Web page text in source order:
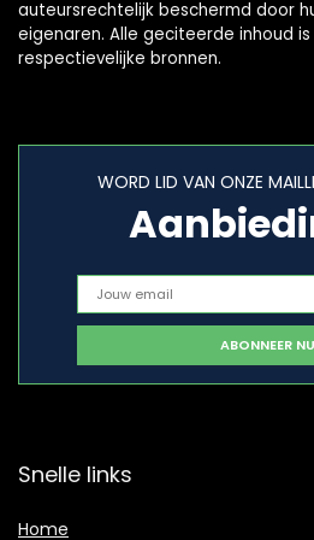
auteursrechtelijk beschermd door
eigenaren. Alle geciteerde inhoud
respectievelijke bronnen.
WORD LID VAN ONZE
Snelle links
Home